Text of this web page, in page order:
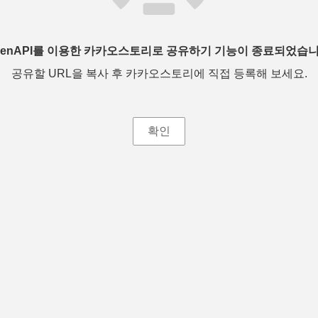
를 이용한 카카오스토리로 공유하기 기능이 종료되었습
공유할 URL을 복사 후 카카오스토리에 직접 등록해 보세요.
확인